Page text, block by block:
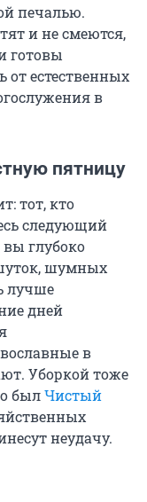
печалью.
и не смеются,
готовы
от естественных
в
пятницу
тот, кто
следующий
вы глубоко
шумных
лучше
дней
в
Уборкой тоже
былЧистый
неудачу.